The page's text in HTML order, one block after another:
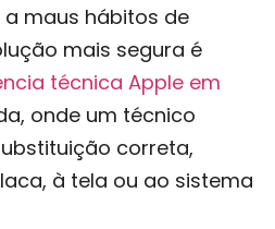
maus hábitos de
mais segura é
técnica Apple em
onde um técnico
correta,
à tela ou ao sistema